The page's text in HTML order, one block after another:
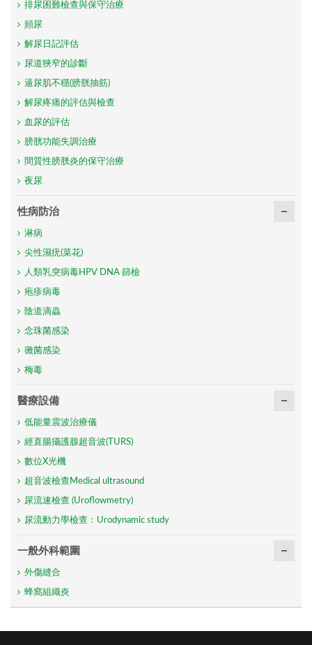
排尿困難檢查與保守治療
頻尿
解尿日記評估
尿道狹窄的診斷
逼尿肌不穩(膀胱抽筋)
解尿疼痛的評估與檢查
血尿的評估
膀胱功能失調治療
間質性膀胱炎的保守治療
夜尿
性病防治
淋病
尖性濕疣(菜花)
人類乳突病毒HPV DNA 篩檢
疱疹病毒
陰道滴蟲
念珠菌感染
黴菌感染
梅毒
醫療設備
低能量震波治療儀
經直腸攝護腺超音波(TURS)
數位X光機
超音波檢查Medical ultrasound
尿流速檢查 (Uroflowmetry)
尿流動力學檢查：Urodynamic study
一般外科範圍
外傷縫合
蜂窩組織炎